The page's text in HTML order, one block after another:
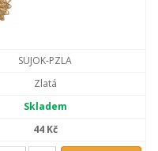
SUJOK-PZLA
Zlatá
Skladem
44 Kč